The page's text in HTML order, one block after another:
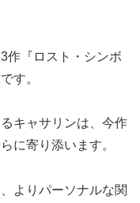
作『ロスト・シンボ
す。
キャサリンは、今作
に寄り添います。
よりパーソナルな関